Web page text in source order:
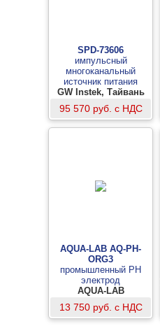
SPD-73606
импульсный
многоканальный
источник питания
постоянного тока
GW Instek, Тайвань
95 570 руб. с НДС
AQUA-LAB AQ-PH-
ORG3
промышленный PH
электрод
AQUA-LAB
13 750 руб. с НДС